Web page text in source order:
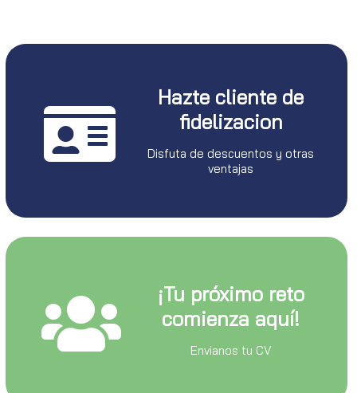
Hazte cliente de
fidelizacion
Disfuta de descuentos y otras
ventajas
¡Tu próximo reto
comienza aquí!
Envianos tu CV